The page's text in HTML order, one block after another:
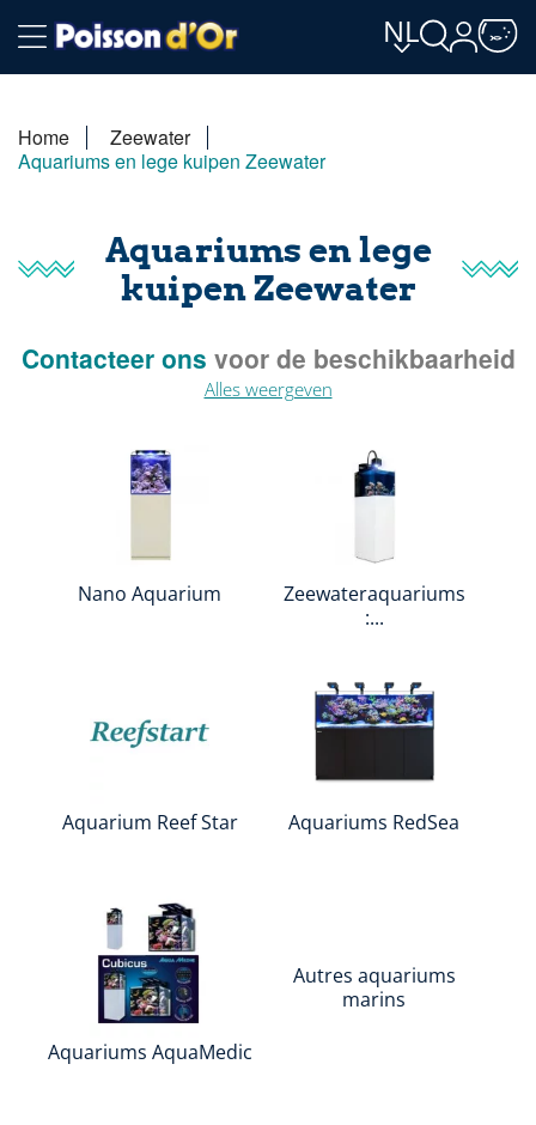
NL
Home
Zeewater
Aquariums en lege kuipen Zeewater
Aquariums en lege
kuipen Zeewater
Contacteer ons voor de beschikbaarheid
in de winkel.
Alles weergeven
Nano Aquarium
Zeewateraquariums
:...
Aquarium Reef Star Aquariums RedSea
Aquariums AquaMedic
Autres aquariums
marins